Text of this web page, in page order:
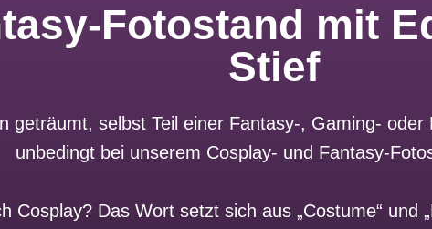
Fotostand mit
Stief
geträumt, selbst Teil einer Fantasy-, Gaming-
unbedingt bei unserem Cosplay- und Fantasy-
Cosplay? Das Wort setzt sich aus „Costume“ und